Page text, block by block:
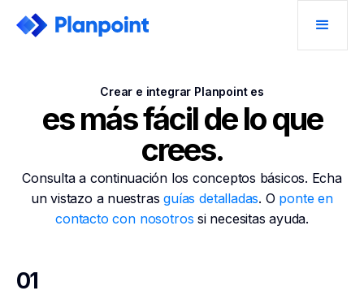
Crear e integrar Planpoint es
es más fácil de lo que
crees.
Consulta a continuación los conceptos básicos. Echa
un vistazo a nuestrasguías detalladas. O ponte en
contacto con nosotros si necesitas ayuda.
01